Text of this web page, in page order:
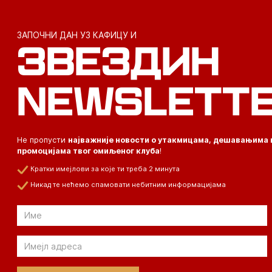
ЗАПОЧНИ ДАН УЗ КАФИЦУ И
ЗВЕЗДИН
Не пропусти најважније новости о утакмицама, дешавањима
промоцијама твог омиљеног клуба!
Кратки имејлови за које ти треба 2 минута
Никад те нећемо спамовати небитним информацијама
Email
Email